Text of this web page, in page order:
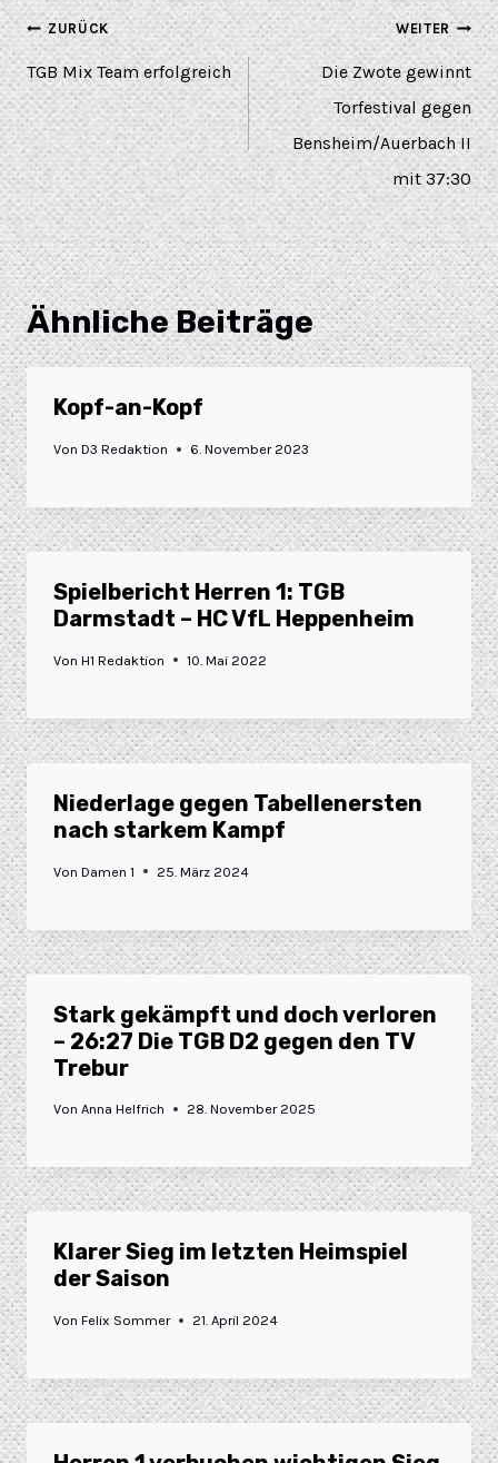
ZURÜCK
TGB Mix Team erfolgreich
WEITER
Die Zwote gewinnt
Torfestival gegen
Bensheim/Auerbach II
mit 37:30
Ähnliche Beiträge
Kopf-an-Kopf
Von D3 Redaktion 6. November 2023
Spielbericht Herren 1: TGB
Darmstadt – HC VfL Heppenheim
Von H1 Redaktion 10. Mai 2022
Niederlage gegen Tabellenersten
nach starkem Kampf
Von Damen 1 25. März 2024
Stark gekämpft und doch verloren
– 26:27 Die TGB D2 gegen den TV
Trebur
Von Anna Helfrich 28. November 2025
Klarer Sieg im letzten Heimspiel
der Saison
Von Felix Sommer 21. April 2024